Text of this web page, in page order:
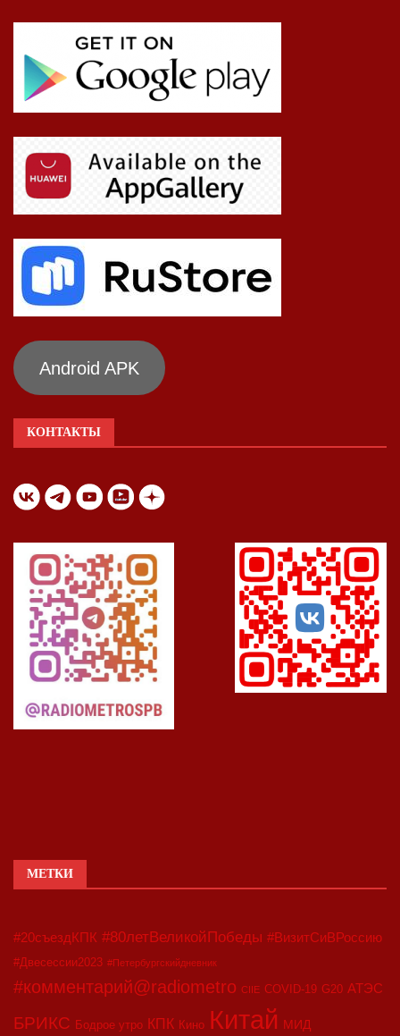
Android APK
КОНТАКТЫ
МЕТКИ
#20съездКПК #80летВеликойПобеды #ВизитСиВРоссию
#Двесессии2023 #Петербургскийдневник
#комментарий@radiometro CIIE COVID-19 G20 АТЭС
БРИКС Бодрое утро КПК Кино Китай МИД